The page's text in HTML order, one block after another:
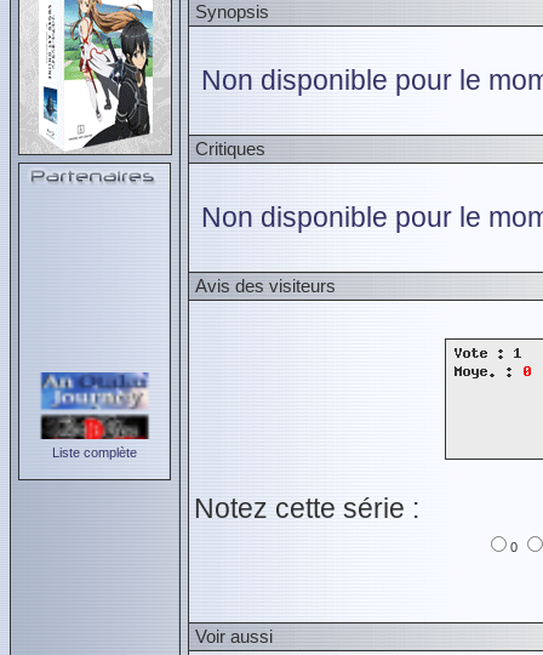
Liste complète
Synopsis
Non disponible pour le
Critiques
Non disponible pour le
Avis des visiteurs
Notez cette série :
0
Voir aussi